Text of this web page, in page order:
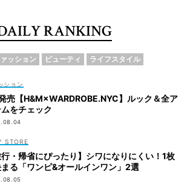
RANKING
ッション ビューティ ライフスタイル
ション
売【H&M×WARDROBE.NYC】ルック＆全ア
をチェック
STORE
行・帰省にぴったり】シワになりにくい！1枚
る「ワンピ&オールインワン」2選